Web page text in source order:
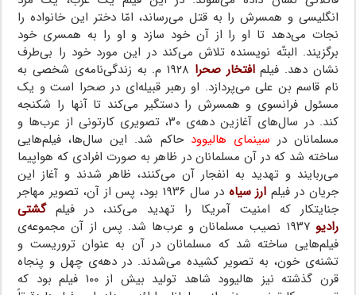
انگلیسی و همسرش را به قتل می‌رساند، امّا دختر این خانواده را
نجات می‌دهد تا او را از آن خود سازد و او را به همسری خود
برگزیند. البتّه نویسنده تلاش می‌کند در این مورد خود را بی‌طرف
نشان دهد. فیلمافتخار صحرا
۱۹۲۸ م. به زندگی‌نامه‌ی شخصی به
نام قاسم بن علی می‌پردازد. او رهبر قبیله‌ای در صحرا است و یک
مسئول فرانسوی و همسرش را دستگیر می‌کند تا آنها را شکنجه
کند. در سال‌های آغازین دهه‌ی ۳۰، تصویری کارتونی از عرب‌ها و
مسلمانان در سینمای هالیوود حاکم شد. این سال‌ها، فیلم‌هایی
ساخته شد که در آن مسلمانان در ظاهر به صورت افرادی که هواپیما
می‌ربایند و تهدید به انفجار آن می‌کنند، ظاهر شدند و آغاز این
جریان در فیلم ارز سیاه
در سال ۱۹۳۶ بود، پس از آن، تصویر مهاجر
جنایتکار که امنیت آمریکا را تهدید می‌کند، در فیلمگشتی
رادیو
۱۹۳۷ نصیب مسلمانان و عرب‌ها شد. پس از آن مجموعه‌ی
فیلم‌هایی ساخته شد که مسلمانان در آن به عنوان تروریست و
تشنه‌ی خون، به تصویر کشیده می‌شدند. در دهه‌ی چهل و پنجاه
قرن گذشته نیز هالیوود شاهد تولید بیش از ۱۰۰ فیلم بود که